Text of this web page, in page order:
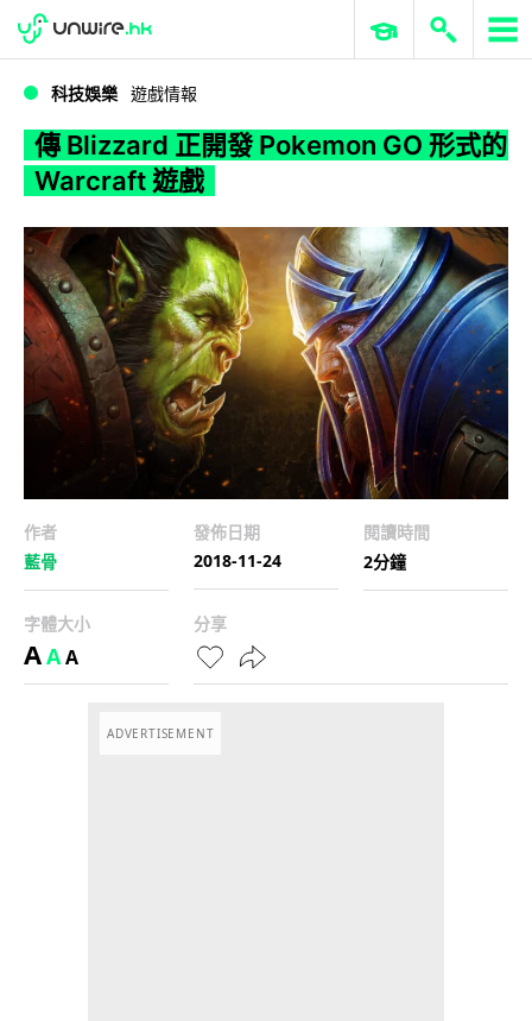
WWDC 2026 ERP 與商業 AI
科技娛樂 遊戲情報
傳 Blizzard 正開發 Pokemon GO 形式的
Warcraft 遊戲
作者
藍骨
發佈日期
2018-11-24
閱讀時間
2分鐘
字體大小
AAA
分享
ADVERTISEMENT